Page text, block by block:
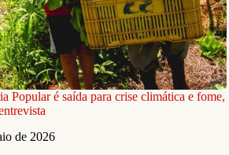
Popular é saída para crise climática e fome,
de 2026